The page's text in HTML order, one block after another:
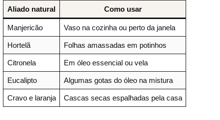
Aliado natural Como usar
Manjericão Vaso na cozinha ou perto da janela
Hortelã Folhas amassadas em potinhos
Citronela Em óleo essencial ou vela
Eucalipto Algumas gotas do óleo na mistura
Cravo e laranja Cascas secas espalhadas pela casa